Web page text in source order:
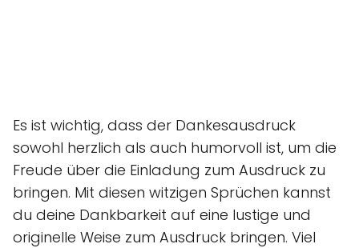
Es ist wichtig, dass der Dankesausdruck
sowohl herzlich als auch humorvoll ist, um die
Freude über die Einladung zum Ausdruck zu
bringen. Mit diesen witzigen Sprüchen kannst
du deine Dankbarkeit auf eine lustige und
originelle Weise zum Ausdruck bringen. Viel